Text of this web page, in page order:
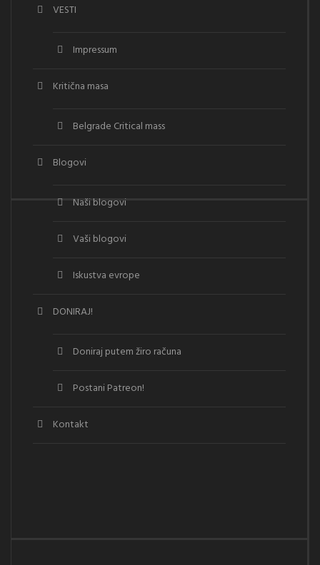
VESTI
Impressum
Kritična masa
Belgrade Critical mass
Blogovi
Naši blogovi
Vaši blogovi
Iskustva evrope
DONIRAJ!
Doniraj putem žiro računa
Postani Patreon!
Kontakt